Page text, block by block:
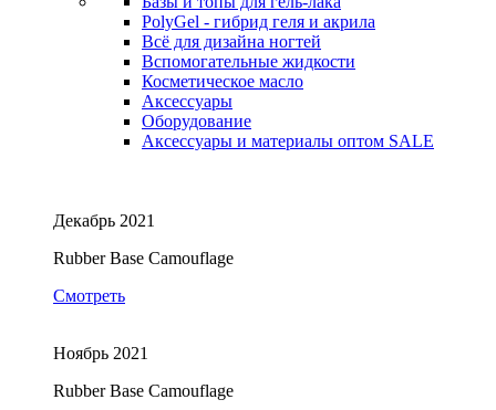
PolyGel - гибрид геля и акрила
Всё для дизайна ногтей
Вспомогательные жидкости
Косметическое масло
Аксессуары
Оборудование
Аксессуары и материалы оптом SALE
Декабрь 2021
Rubber Base Camouflage
Смотреть
Ноябрь 2021
Rubber Base Camouflage